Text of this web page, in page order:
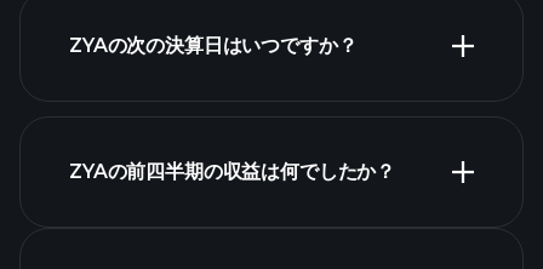
ZYAの次の決算日はいつですか？
ZYAの前四半期の収益は何でしたか？